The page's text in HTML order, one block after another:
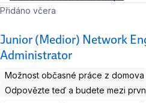
Junior (Medior) Network
Administrator
Přidáno včera
Možnost občasné práce z domova
Odpovězte teď a budete mezi